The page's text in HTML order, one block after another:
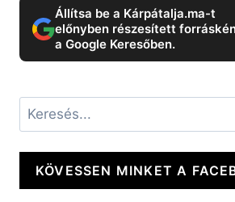
Állítsa be a Kárpátalja.ma-t
előnyben részesített
a Google Keresőben.
Keresés
KÖVESSEN MINKET A